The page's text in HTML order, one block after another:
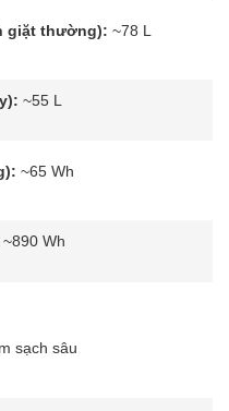
giặt thường): ~78 L
~55 L
~65 Wh
~890 Wh
sạch sâu